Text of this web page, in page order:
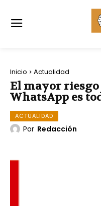
Inicio Actualidad
El mayor riesgo
WhatsApp es
ACTUALIDAD
Por Redacción